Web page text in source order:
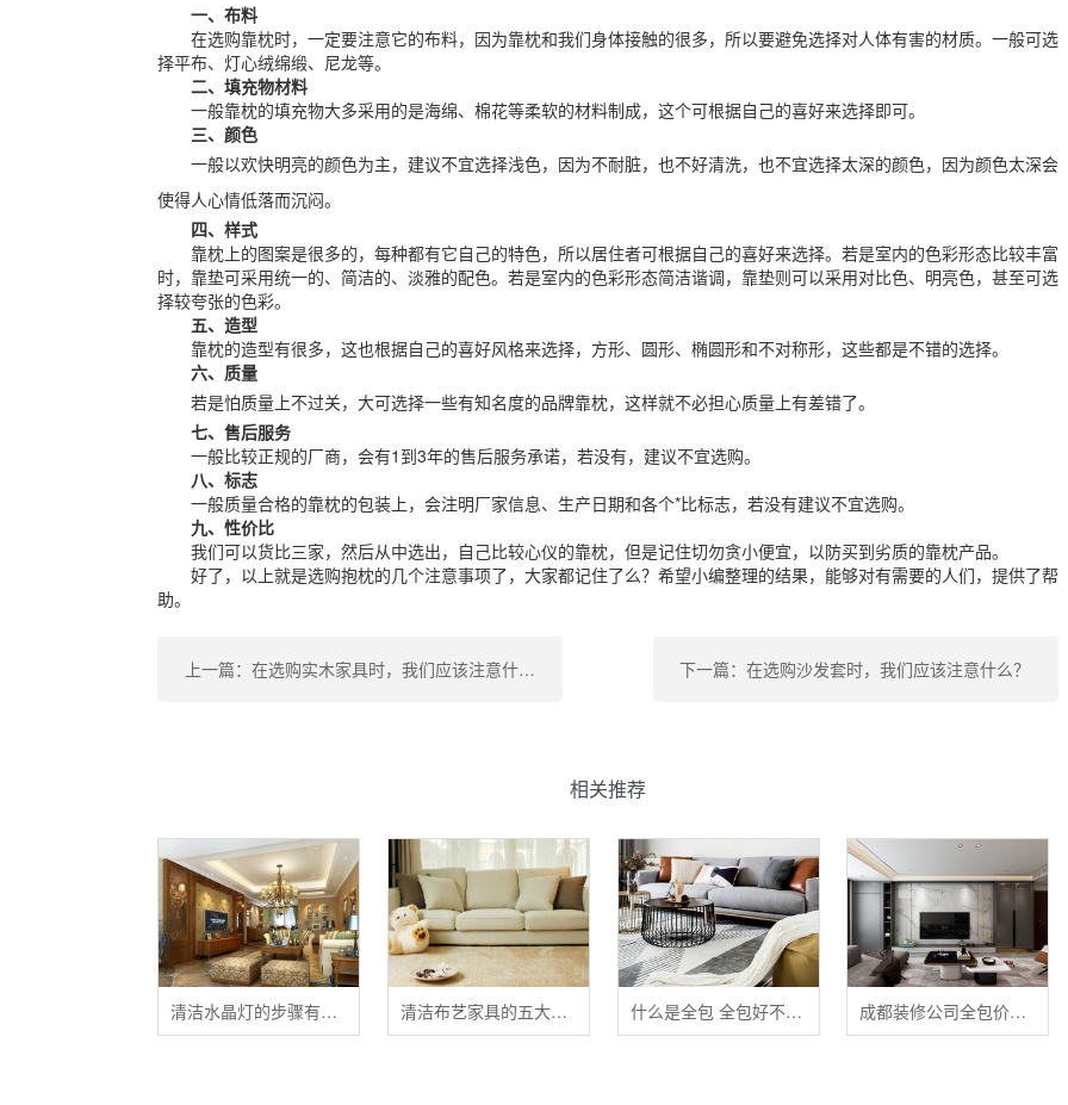
一、布料
在选购靠枕时，一定要注意它的布料，因为靠枕和我们身体接触的很多，所以要避免选择对人体有害的材质。一般可选
择平布、灯心绒绵缎、尼龙等。
二、填充物材料
一般靠枕的填充物大多采用的是海绵、棉花等柔软的材料制成，这个可根据自己的喜好来选择即可。
三、颜色
一般以欢快明亮的颜色为主，建议不宜选择浅色，因为不耐脏，也不好清洗，也不宜选择太深的颜色，因为颜色太深会
使得人心情低落而沉闷。
四、样式
靠枕上的图案是很多的，每种都有它自己的特色，所以居住者可根据自己的喜好来选择。若是室内的色彩形态比较丰富
时，靠垫可采用统一的、简洁的、淡雅的配色。若是室内的色彩形态简洁谐调，靠垫则可以采用对比色、明亮色，甚至可选
择较夸张的色彩。
五、造型
靠枕的造型有很多，这也根据自己的喜好风格来选择，方形、圆形、椭圆形和不对称形，这些都是不错的选择。
六、质量
若是怕质量上不过关，大可选择一些有知名度的品牌靠枕，这样就不必担心质量上有差错了。
七、售后服务
一般比较正规的厂商，会有1到3年的售后服务承诺，若没有，建议不宜选购。
八、标志
一般质量合格的靠枕的包装上，会注明厂家信息、生产日期和各个*比标志，若没有建议不宜选购。
九、性价比
我们可以货比三家，然后从中选出，自己比较心仪的靠枕，但是记住切勿贪小便宜，以防买到劣质的靠枕产品。
好了，以上就是选购抱枕的几个注意事项了，大家都记住了么？希望小编整理的结果，能够对有需要的人们，提供了帮
助。
上一篇：在选购实木家具时，我们应该注意什么 ？ 下一篇：在选购沙发套时，我们应该注意什么？
相关推荐
清洁水晶灯的步骤有哪些？ 清洁布艺家具的五大禁忌 什么是全包 全包好不好 全包装修注意事项有哪些 成都装修公司全包价格 成都全包装修多少钱一平